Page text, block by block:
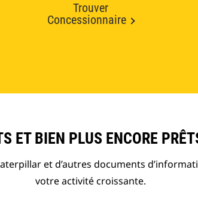
Trouver
Concessionnaire
ET BIEN PLUS ENCORE
et d’autres documents
votre activité croissante.